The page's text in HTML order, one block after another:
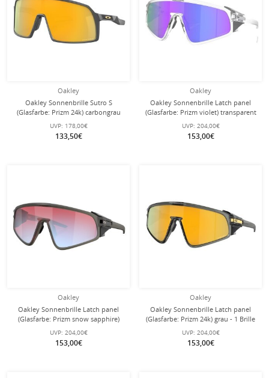
Oakley
Oakley Sonnenbrille Sutro S
(Glasfarbe: Prizm 24k) carbongrau
matt - 1 Brille mit Hartschalenetui
UVP: 178,00€
133,50€
Oakley
Oakley Sonnenbrille Latch panel
(Glasfarbe: Prizm violet) transparent
matt - 1 Brille
UVP: 204,00€
153,00€
Oakley
Oakley Sonnenbrille Latch panel
(Glasfarbe: Prizm snow sapphire)
2025 rauchgrau matt - 1 Brille
UVP: 204,00€
153,00€
Oakley
Oakley Sonnenbrille Latch panel
(Glasfarbe: Prizm 24k) grau - 1 Brille
UVP: 204,00€
153,00€